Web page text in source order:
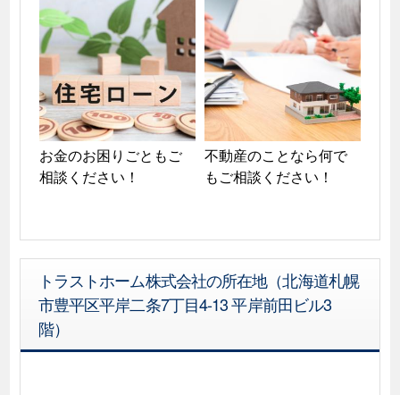
お金のお困りごともご
相談ください！
不動産のことなら何で
もご相談ください！
トラストホーム株式会社の所在地（北海道札幌
市豊平区平岸二条7丁目4-13 平岸前田ビル3
階）